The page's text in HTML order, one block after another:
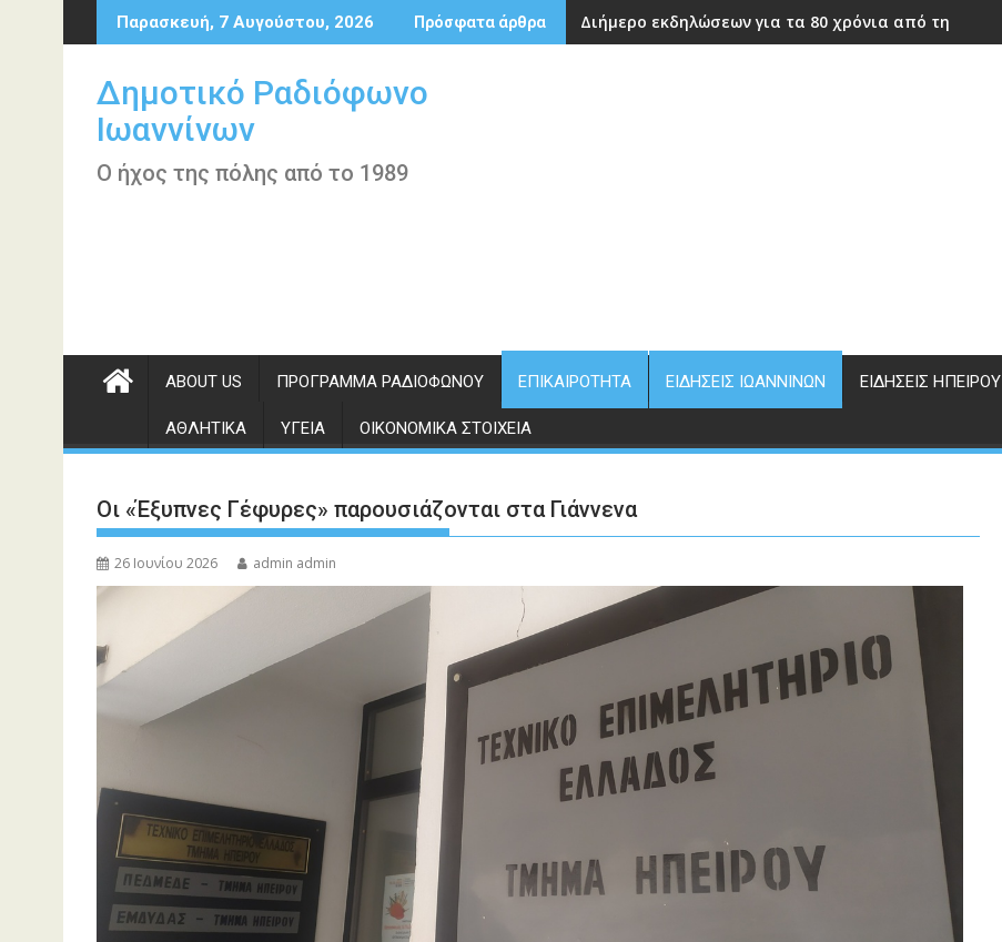
Περάστε
στο
Παρασκευή, 7 Αυγούστου, 2026 Πρόσφατα άρθρα Διήμερο εκδηλώσεων για τα 80 χρόνια από την
Δημοτικό Ραδιόφωνο
Ιωαννίνων
Ο ήχος της πόλης από το 1989
ABOUT US ΠΡΌΓΡΑΜΜΑ ΡΑΔΙΟΦΏΝΟΥ ΕΠΙΚΑΙΡΌΤΗΤΑ ΕΙΔΉΣΕΙΣ ΙΩΑΝΝΊΝΩΝ ΕΙΔΉΣΕΙΣ ΗΠΕΊΡΟΥ
ΑΘΛΗΤΙΚΆ ΥΓΕΊΑ ΟΙΚΟΝΟΜΙΚΆ ΣΤΟΙΧΕΊΑ
Οι «Έξυπνες Γέφυρες» παρουσιάζονται στα Γιάννενα
26 Ιουνίου 2026 admin admin